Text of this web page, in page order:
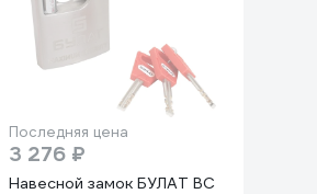
Последняя цена
3 276 ₽
Навесной замок БУЛАТ ВС